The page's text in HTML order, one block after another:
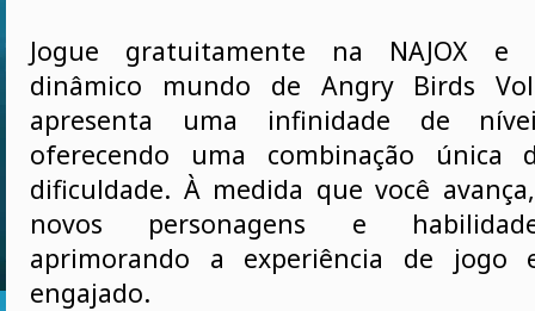
Jogue gratuitamente na NAJOX e
dinâmico mundo de Angry Birds
apresenta uma infinidade de
oferecendo uma combinação única
dificuldade. À medida que você
novos personagens e
aprimorando a experiência de jogo
engajado.